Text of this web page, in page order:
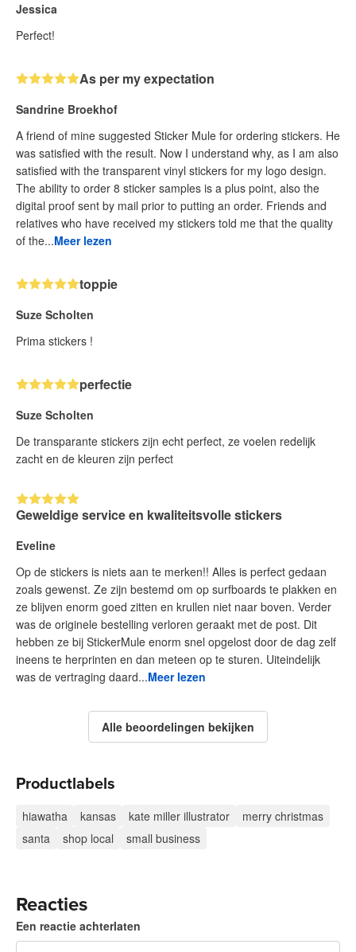
Jessica
Perfect!
As per my expectation
Sandrine Broekhof
A friend of mine suggested Sticker Mule for ordering stickers. He
was satisfied with the result. Now I understand why, as I am also
satisfied with the transparent vinyl stickers for my logo design.
The ability to order 8 sticker samples is a plus point, also the
digital proof sent by mail prior to putting an order. Friends and
relatives who have received my stickers told me that the quality
of the...Meer lezen
toppie
Suze Scholten
Prima stickers !
perfectie
Suze Scholten
De transparante stickers zijn echt perfect, ze voelen redelijk
zacht en de kleuren zijn perfect
Geweldige service en kwaliteitsvolle stickers
Eveline
Op de stickers is niets aan te merken!! Alles is perfect gedaan
zoals gewenst. Ze zijn bestemd om op surfboards te plakken en
ze blijven enorm goed zitten en krullen niet naar boven. Verder
was de originele bestelling verloren geraakt met de post. Dit
hebben ze bij StickerMule enorm snel opgelost door de dag zelf
ineens te herprinten en dan meteen op te sturen. Uiteindelijk
was de vertraging daard...Meer lezen
Alle beoordelingen bekijken
Productlabels
hiawatha kansas kate miller illustrator
merry christmas
santa
shop local small business
Reacties
Een reactie achterlaten